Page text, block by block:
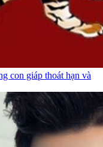
con giáp thoát hạn và